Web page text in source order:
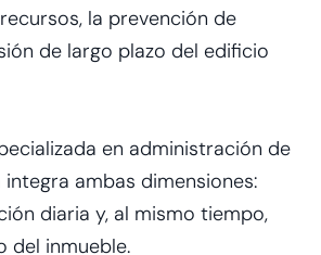
la prevención de
de largo plazo del edificio
en administración de
integra ambas dimensiones:
diaria y, al mismo tiempo,
del inmueble.